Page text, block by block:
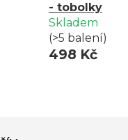
- tobolky
Skladem
(>5 balení)
498 Kč